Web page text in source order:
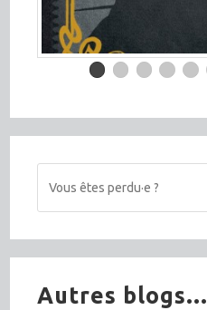
Autres blogs...